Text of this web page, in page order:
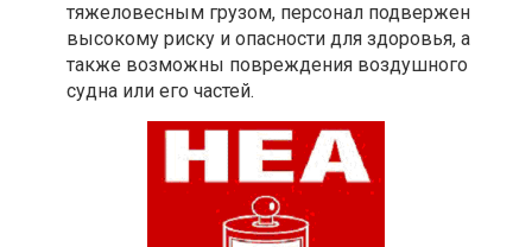
тяжеловесным грузом, персонал подвержен
высокому риску и опасности для здоровья, а
также возможны повреждения воздушного
судна или его частей.